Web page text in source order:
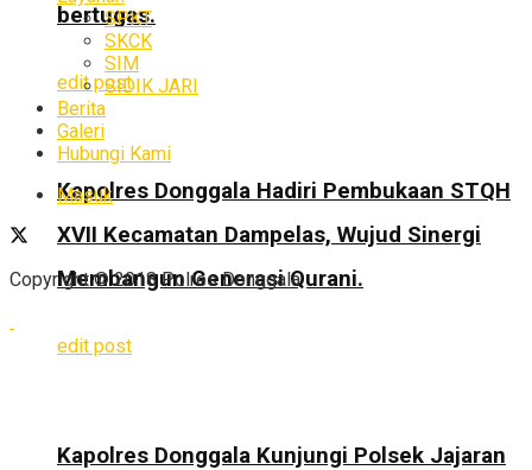
bertugas.
edit post
Kapolres Donggala Hadiri Pembukaan STQH
XVII Kecamatan Dampelas, Wujud Sinergi
Membangun Generasi Qurani.
edit post
Kapolres Donggala Kunjungi Polsek Jajaran
SPKT
SKCK
SIM
SIDIK JARI
Berita
Galeri
Hubungi Kami
Masuk
Copyright © 2018 Polres Donggala.